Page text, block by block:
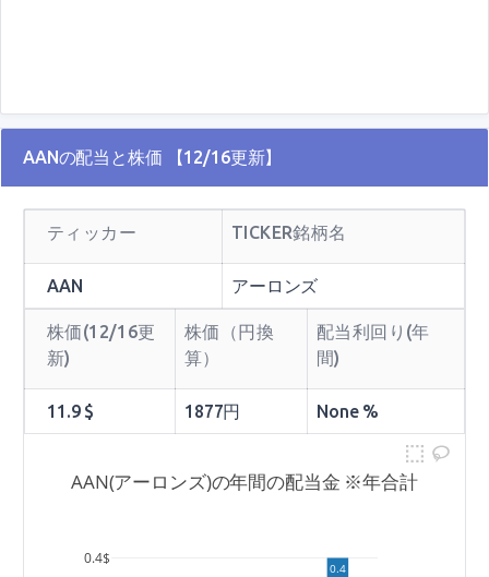
AANの配当と株価 【12/16更新】
ティッカー TICKER銘柄名
AAN アーロンズ
株価(12/16更
新)
株価（円換
算）
配当利回り(年
間)
11.9 $ 1877円 None %
0.4
0.4$
AAN(アーロンズ)の年間の配当金 ※年合計